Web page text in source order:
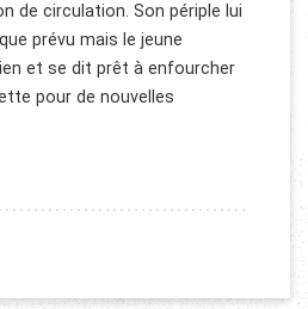
de circulation. Son périple lui
prévu mais le jeune
et se dit prêt à enfourcher
pour de nouvelles
À VÉLO